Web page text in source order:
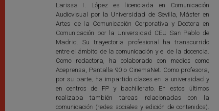
Larissa I. López es licenciada en Comunicación
Audiovisual por la Universidad de Sevilla, Máster en
Artes de la Comunicación Corporativa y Doctora en
Comunicación por la Universidad CEU San Pablo de
Madrid. Su trayectoria profesional ha transcurrido
entre el ámbito de la comunicación y el de la docencia.
Como redactora, ha colaborado con medios como
Aceprensa, Pantalla 90 o CinemaNet. Como profesora,
por su parte, ha impartido clases en la universidad y
en centros de FP y bachillerato. En estos últimos
realizaba también tareas relacionadas con la
comunicación (redes sociales y edición de contenidos).